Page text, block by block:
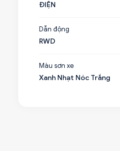
ĐIỆN
Dẫn động
RWD
Màu sơn xe
Xanh Nhạt Nóc Trắng